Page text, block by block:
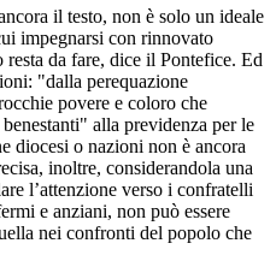
il testo, non è solo un ideale
impegnarsi con rinnovato
da fare, dice il Pontefice. Ed
"dalla perequazione
povere e coloro che
alla previdenza per le
diocesi o nazioni non è ancora
inoltre, considerandola una
l’attenzione verso i confratelli
e anziani, non può essere
nei confronti del popolo che